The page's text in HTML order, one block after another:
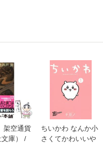
架空通貨
文庫） /
ちいかわ なんか小
さくてかわいいや